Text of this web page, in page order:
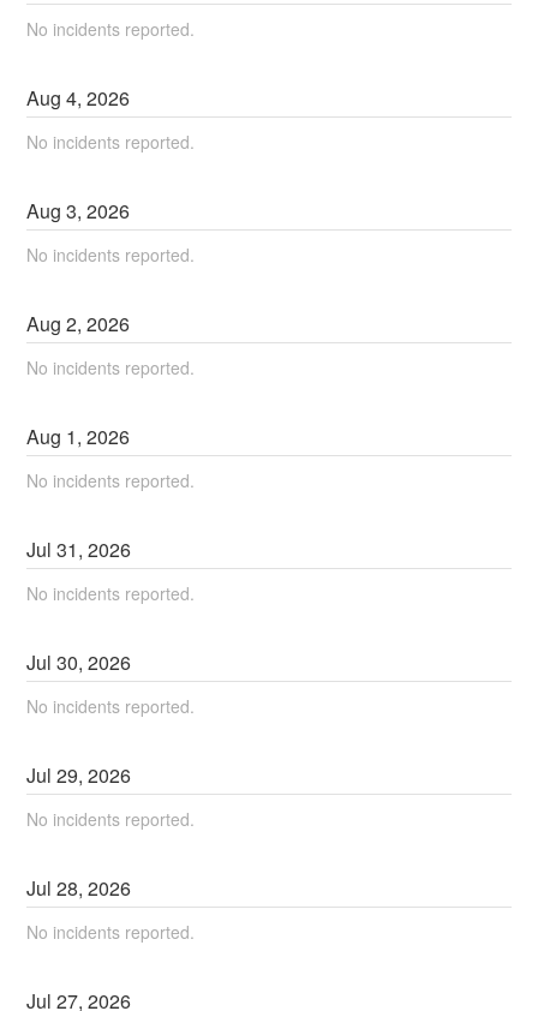
No incidents reported.
Aug4,2026
No incidents reported.
Aug3,2026
No incidents reported.
Aug2,2026
No incidents reported.
Aug 1,2026
No incidents reported.
Jul31,2026
No incidents reported.
Jul30,2026
No incidents reported.
Jul29,2026
No incidents reported.
Jul28,2026
No incidents reported.
Jul27,2026